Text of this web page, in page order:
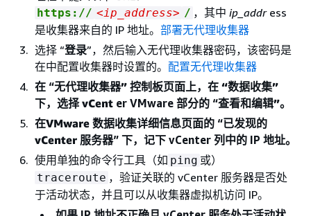
https:// <ip_address> / ，其中 ip_address
是收集器来自的 IP 地址。 部署无代理收集器
选择 “登录”，然后输入无代理收集器密码，该密码是
在中配置收集器时设置的。 配置无代理收集器
在 “无代理收集器” 控制板页面上，在 “数据收集”
下，选择 vCent er VMware 部分的 “查看和编辑”。
在VMware 数据收集详细信息页面的 “已发现的
vCenter 服务器” 下，记下 vCenter 列中的 IP 地址。
使用单独的命令行工具（如 ping 或）
traceroute ，验证关联的 vCenter 服务器是否处
于活动状态，并且可以从收集器虚拟机访问 IP。